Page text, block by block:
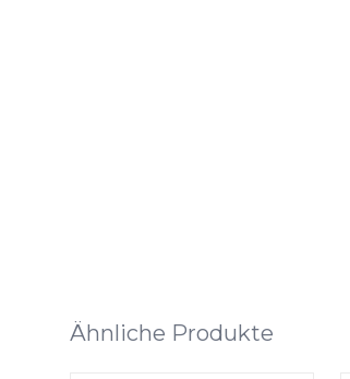
Ähnliche Produkte